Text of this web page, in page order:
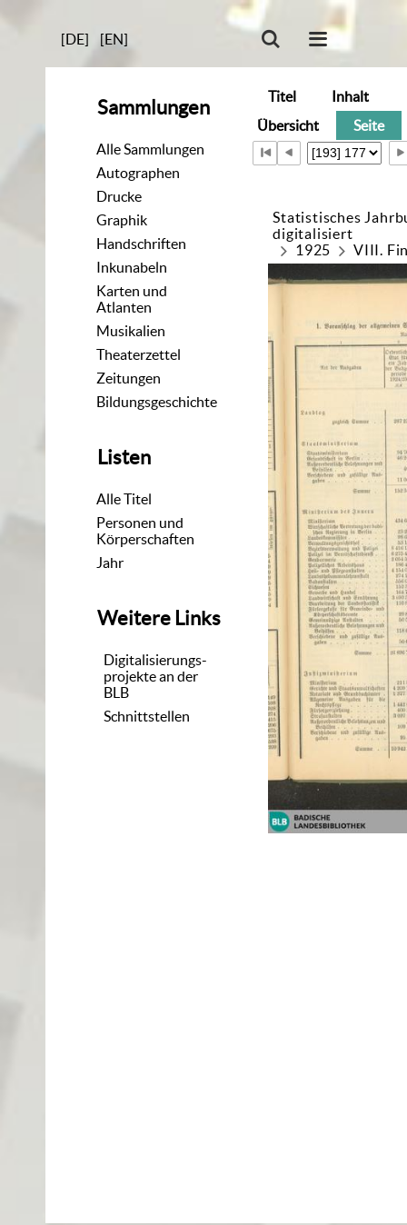
[DE] [EN]
Sammlungen
Alle Sammlungen
Autographen
Drucke
Graphik
Handschriften
Inkunabeln
Karten und
Atlanten
Musikalien
Theaterzettel
Zeitungen
Bildungsgeschichte
Listen
Alle Titel
Personen und
Körperschaften
Jahr
Weitere Links
Digitalisierungs-
projekte an der
BLB
Schnittstellen
Titel
Inhalt
Übersicht
Seite
Statistisches
digitalisiert
1925
VIII.